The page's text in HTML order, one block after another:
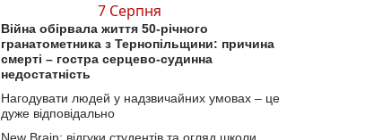
7 Серпня
Війна обірвала життя 50-річного
гранатометника з Тернопільщини: причина
смерті – гостра серцево-судинна
недостатність
Нагодувати людей у надзвичайних умовах – це
дуже відповідально